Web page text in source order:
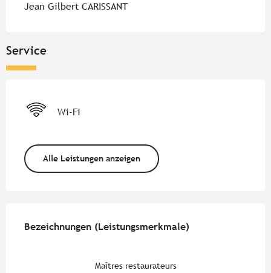
Jean Gilbert CARISSANT
Service
Wi-Fi
Alle Leistungen anzeigen
Bezeichnungen (Leistungsmerkmale)
Bezeichnungen (Leistungsmerkmale)
Maîtres restaurateurs